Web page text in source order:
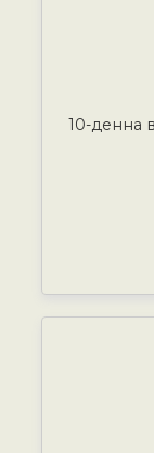
10-денна